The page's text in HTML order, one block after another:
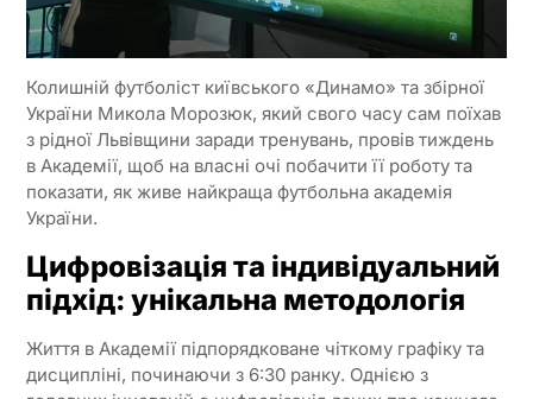
Колишній футболіст київського «Динамо» та збірної
України Микола Морозюк, який свого часу сам поїхав
з рідної Львівщини заради тренувань, провів тиждень
в Академії, щоб на власні очі побачити її роботу та
показати, як живе найкраща футбольна академія
України.
Цифровізація та індивідуальний
підхід: унікальна методологія
Життя в Академії підпорядковане чіткому графіку та
дисципліні, починаючи з 6:30 ранку. Однією з